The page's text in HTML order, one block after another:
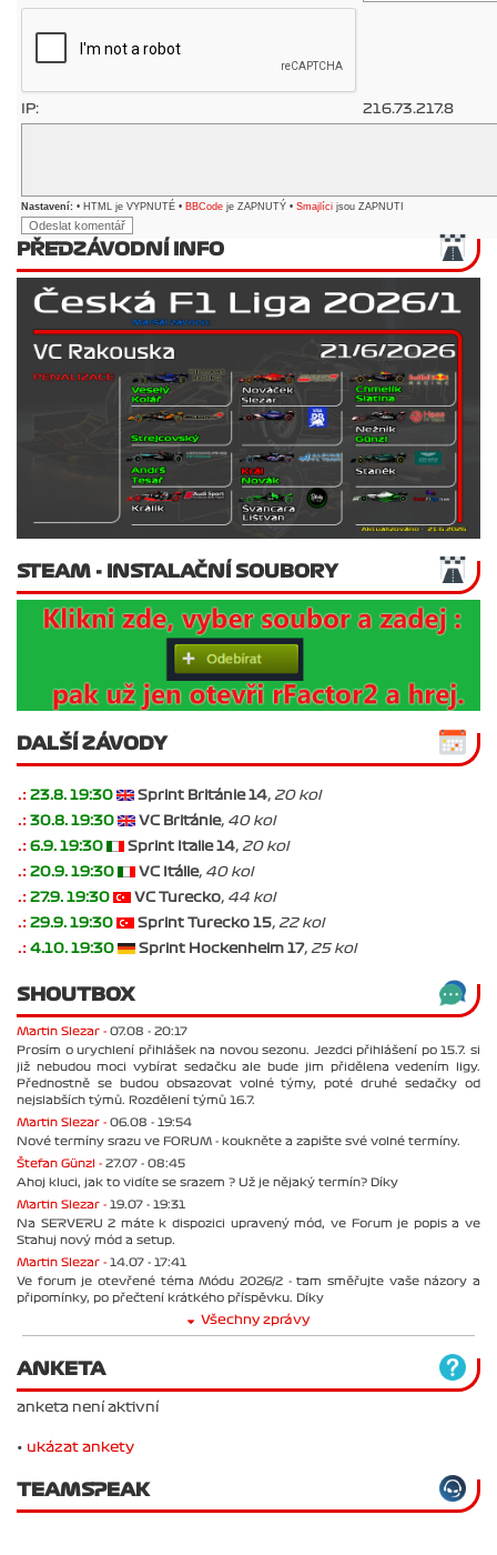
IP: 216.73.217.8
Nastavení: • HTML je VYPNUTÉ • BBCode je ZAPNUTÝ • Smajlíci jsou ZAPNUTI
PŘEDZÁVODNÍ INFO
STEAM - INSTALAČNÍ SOUBORY
DALŠÍ ZÁVODY
.: 23.8. 19:30 Sprint Británie 14, 20 kol
.: 30.8. 19:30 VC Británie, 40 kol
.: 6.9. 19:30 Sprint Italie 14, 20 kol
.: 20.9. 19:30 VC Itálie, 40 kol
.: 27.9. 19:30 VC Turecko, 44 kol
.: 29.9. 19:30 Sprint Turecko 15, 22 kol
.: 4.10. 19:30 Sprint Hockenheim 17, 25 kol
SHOUTBOX
Martin Slezar - 07.08 - 20:17
Prosím o urychlení přihlášek na novou sezonu. Jezdci přihlášení po 15.7. si
již nebudou moci vybírat sedačku ale bude jim přidělena vedením ligy.
Přednostně se budou obsazovat volné týmy, poté druhé sedačky od
nejslabších týmů. Rozdělení týmů 16.7.
Martin Slezar - 06.08 - 19:54
Nové termíny srazu ve FORUM - koukněte a zapište své volné termíny.
Štefan Günzl - 27.07 - 08:45
Ahoj kluci, jak to vidíte se srazem ? Už je nějaký termín? Díky
Martin Slezar - 19.07 - 19:31
Na SERVERU 2 máte k dispozici upravený mód, ve Forum je popis a ve
Stahuj nový mód a setup.
Martin Slezar - 14.07 - 17:41
Ve forum je otevřené téma Módu 2026/2 - tam směřujte vaše názory a
připomínky, po přečtení krátkého příspěvku. Díky
Všechny zprávy
ANKETA
anketa není aktivní
• ukázat ankety
TEAMSPEAK